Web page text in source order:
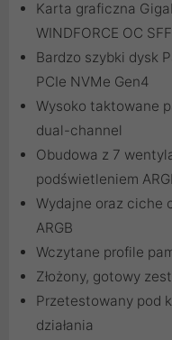
Karta graficzna
WINDFORCE OC
Bardzo szybki dysk
PCIe NVMe Gen4
Wysoko taktowane
dual-channel
Obudowa z 7
podświetleniem
Wydajne oraz ciche
ARGB
Wczytane profile
Złożony, gotowy
Przetestowany pod
działania